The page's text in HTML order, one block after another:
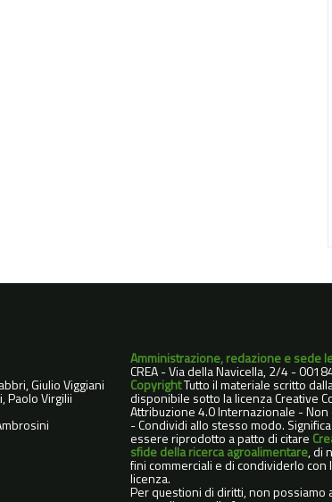
Giulio Viggiani
Paolo Virgilii
Amministrazione, redazione e sede
CREA - Via della Navicella, 2/4 -
CopyrightTutto il materiale scritto
disponibile sotto la licenza Creative
Attribuzione 4.0 Internazionale - Non
- Condividi allo stesso modo.
essere riprodotto a patto di citare
sfide della ricerca agroalimentare, di
fini commerciali e di condividerlo con
licenza.
Per questioni di diritti, non possiamo